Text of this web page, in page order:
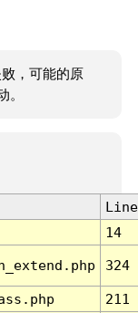
，可能的原
。
Line
14
324
211